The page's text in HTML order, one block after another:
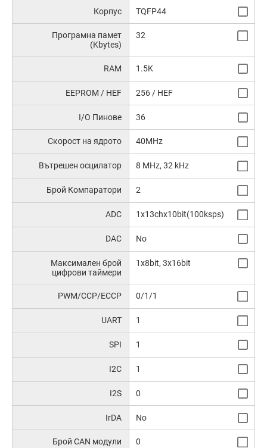
Корпус TQFP44
Програмна памет
(Kbytes)
32
RAM 1.5K
EEPROM / HEF 256 / HEF
I/O Пинове 36
Скорост на ядрото 40MHz
Вътрешен осцилатор 8 MHz, 32 kHz
Брой Компаратори 2
ADC 1x13chx10bit(100ksps)
DAC No
Максимален брой
цифрови таймери
1x8bit, 3x16bit
PWM/CCP/ECCP 0/1/1
UART 1
SPI 1
I2C 1
I2S 0
IrDA No
Брой CAN модули 0